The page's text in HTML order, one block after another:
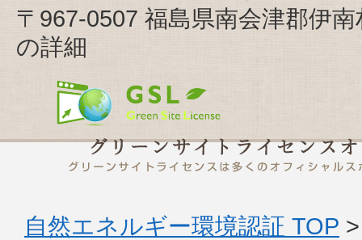
〒967-0507 福島県南会津郡伊
の詳細
自然エネルギー環境認証 TOP